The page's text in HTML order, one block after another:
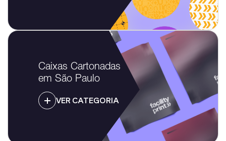
Caixas Cartonadas
em São Paulo
VER CATEGORIA